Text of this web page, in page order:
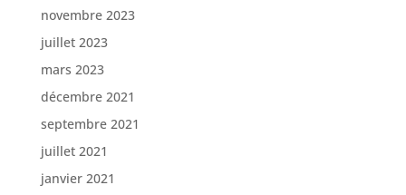
novembre 2023
juillet 2023
mars 2023
décembre 2021
septembre 2021
juillet 2021
janvier 2021